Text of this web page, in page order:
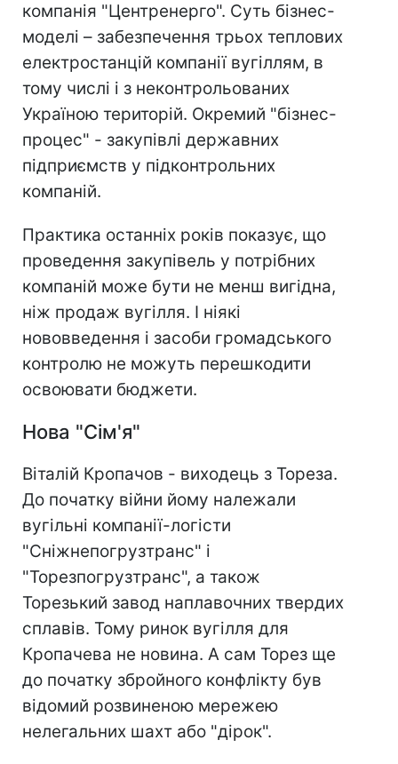
компанія "Центренерго". Суть бізнес-
моделі – забезпечення трьох теплових
електростанцій компанії вугіллям, в
тому числі і з неконтрольованих
Україною територій. Окремий "бізнес-
процес" - закупівлі державних
підприємств у підконтрольних
компаній.
Практика останніх років показує, що
проведення закупівель у потрібних
компаній може бути не менш вигідна,
ніж продаж вугілля. І ніякі
нововведення і засоби громадського
контролю не можуть перешкодити
освоювати бюджети.
Нова "Сім'я"
Віталій Кропачов - виходець з Тореза.
До початку війни йому належали
вугільні компанії-логісти
"Сніжнепогрузтранс" і
"Торезпогрузтранс", а також
Торезький завод наплавочних твердих
сплавів. Тому ринок вугілля для
Кропачева не новина. А сам Торез ще
до початку збройного конфлікту був
відомий розвиненою мережею
нелегальних шахт або "дірок".